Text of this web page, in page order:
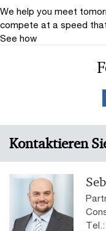
We help you meet
compete at a speed
See how
Kontaktieren